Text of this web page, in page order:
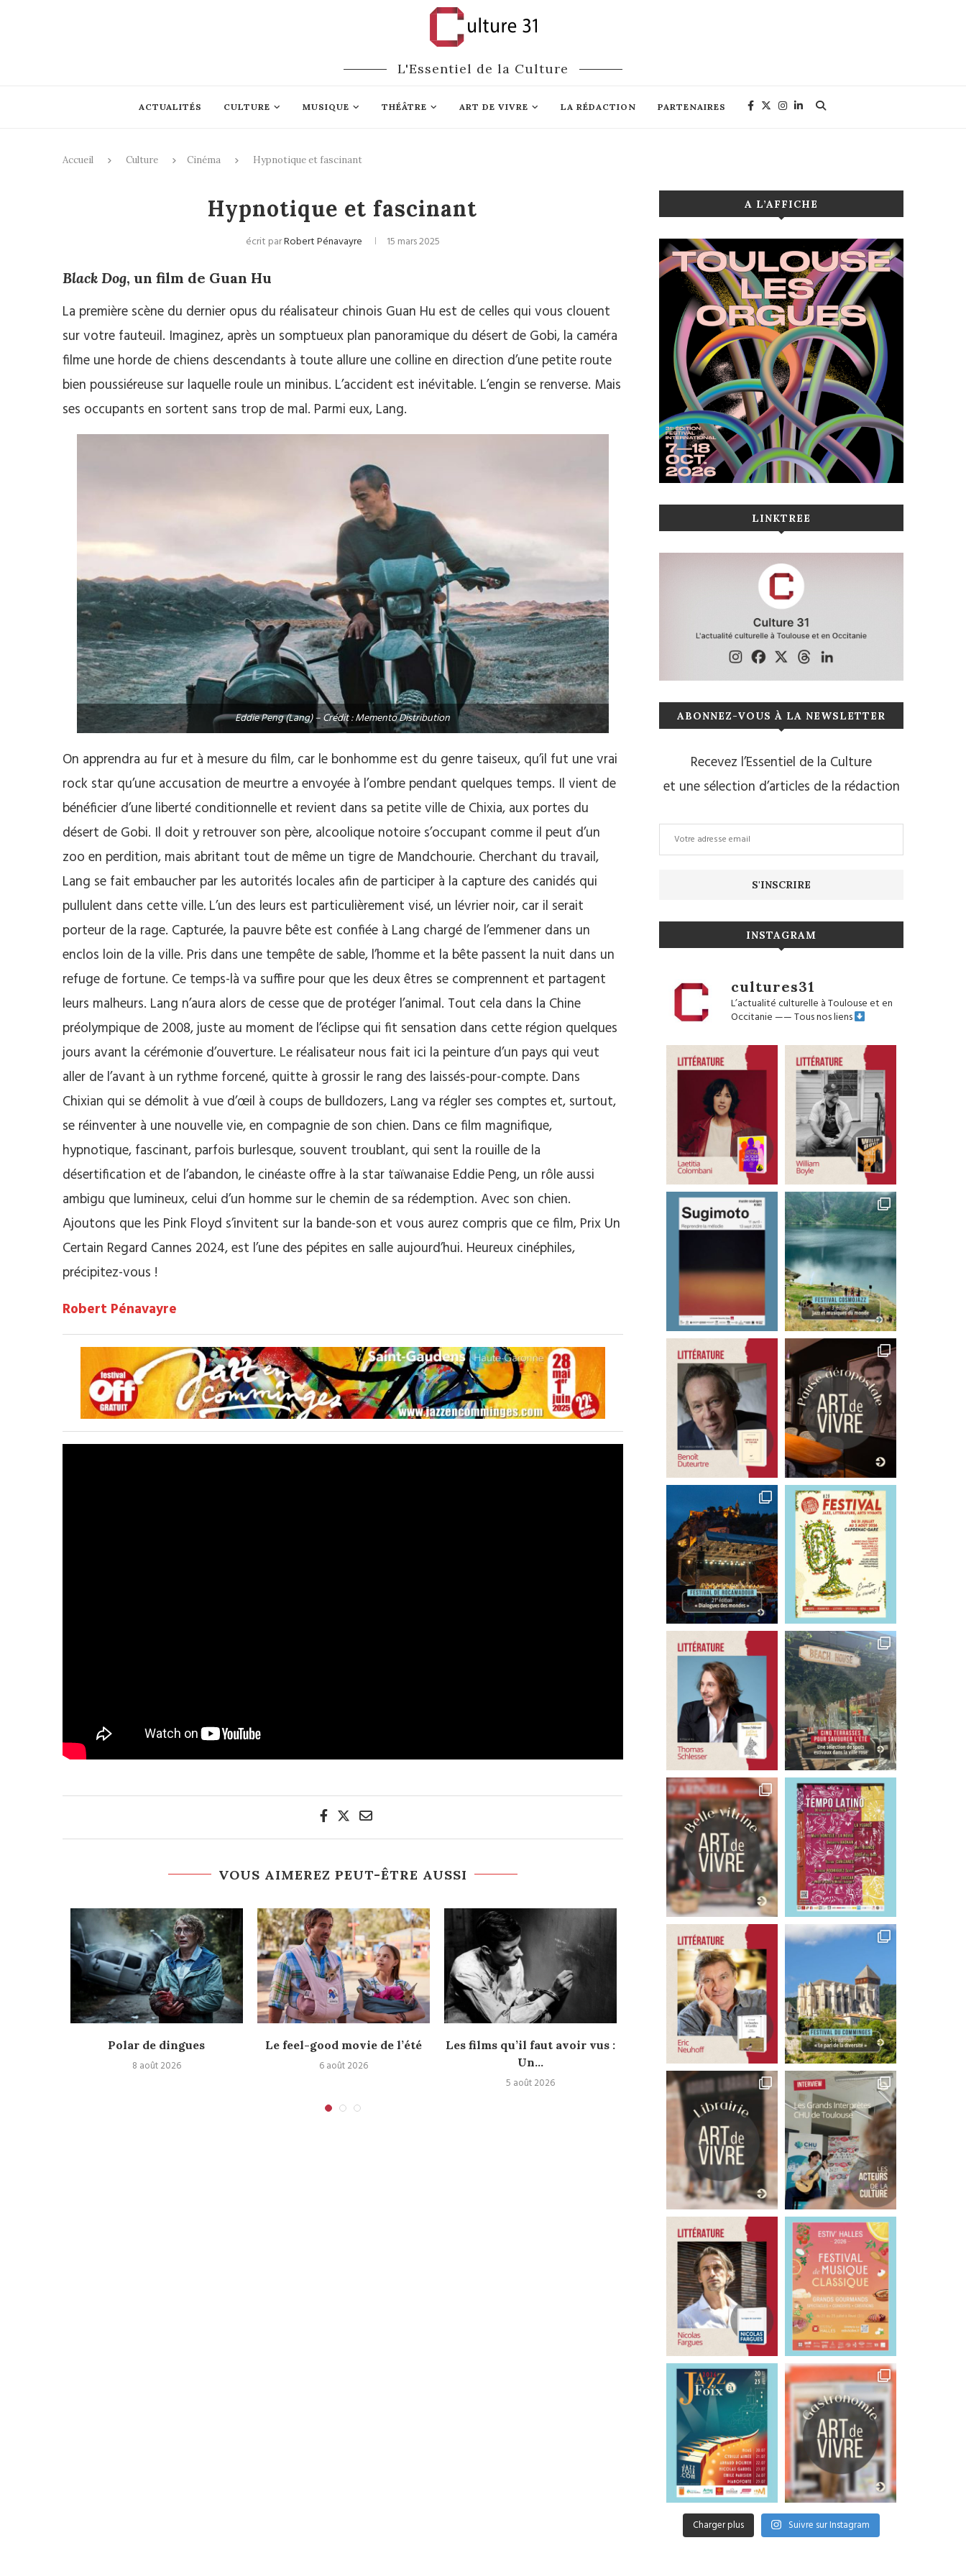
L'Essentiel de la Culture
ACTUALITÉS CULTURE MUSIQUE THÉÂTRE ART DE VIVRE LA RÉDACTION PARTENAIRES
Accueil Culture Cinéma Hypnotique et fascinant
Hypnotique et fascinant
écrit parRobert Pénavayre 15 mars 2025
Black Dog, un film de Guan Hu
La première scène du dernier opus du réalisateur chinois Guan Hu est de celles qui vous clouent
sur votre fauteuil. Imaginez, après un somptueux plan panoramique du désert de Gobi, la caméra
filme une horde de chiens descendants à toute allure une colline en direction d’une petite route
bien poussiéreuse sur laquelle roule un minibus. L’accident est inévitable. L’engin se renverse. Mais
ses occupants en sortent sans trop de mal. Parmi eux, Lang.
Eddie Peng (Lang) – Crédit : Memento Distribution
On apprendra au fur et à mesure du film, car le bonhomme est du genre taiseux, qu’il fut une vrai
rock star qu’une accusation de meurtre a envoyée à l’ombre pendant quelques temps. Il vient de
bénéficier d’une liberté conditionnelle et revient dans sa petite ville de Chixia, aux portes du
désert de Gobi. Il doit y retrouver son père, alcoolique notoire s’occupant comme il peut d’un
zoo en perdition, mais abritant tout de même un tigre de Mandchourie. Cherchant du travail,
Lang se fait embaucher par les autorités locales afin de participer à la capture des canidés qui
pullulent dans cette ville. L’un des leurs est particulièrement visé, un lévrier noir, car il serait
porteur de la rage. Capturée, la pauvre bête est confiée à Lang chargé de l’emmener dans un
enclos loin de la ville. Pris dans une tempête de sable, l’homme et la bête passent la nuit dans un
refuge de fortune. Ce temps-là va suffire pour que les deux êtres se comprennent et partagent
leurs malheurs. Lang n’aura alors de cesse que de protéger l’animal. Tout cela dans la Chine
préolympique de 2008, juste au moment de l’éclipse qui fit sensation dans cette région quelques
jours avant la cérémonie d’ouverture. Le réalisateur nous fait ici la peinture d’un pays qui veut
aller de l’avant à un rythme forcené, quitte à grossir le rang des laissés-pour-compte. Dans
Chixian qui se démolit à vue d’œil à coups de bulldozers, Lang va régler ses comptes et, surtout,
se réinventer à une nouvelle vie, en compagnie de son chien. Dans ce film magnifique,
hypnotique, fascinant, parfois burlesque, souvent troublant, qui sent la rouille de la
désertification et de l’abandon, le cinéaste offre à la star taïwanaise Eddie Peng, un rôle aussi
ambigu que lumineux, celui d’un homme sur le chemin de sa rédemption. Avec son chien.
Ajoutons que les Pink Floyd s’invitent sur la bande-son et vous aurez compris que ce film, Prix Un
Certain Regard Cannes 2024, est l’une des pépites en salle aujourd’hui. Heureux cinéphiles,
précipitez-vous !
Robert Pénavayre
VOUS AIMEREZ PEUT-ÊTRE AUSSI
Polar de dingues
8 août 2026
Le feel-good movie de l’été
6 août 2026
Les films qu’il faut avoir vus :
Un...
5 août 2026
Les Minions font leur cinéma
3 août 2026
Good Bye Wolfgang !
1 août 2026
A L’AFFICHE
LINKTREE
ABONNEZ-VOUS À LA NEWSLETTER
Recevez l’Essentiel de la Culture
et une sélection d’articles de la rédaction
INSTAGRAM
cultures31
L’actualité culturelle à Toulouse et en
Occitanie——Tous nos liens
Charger plus Suivre sur Instagram